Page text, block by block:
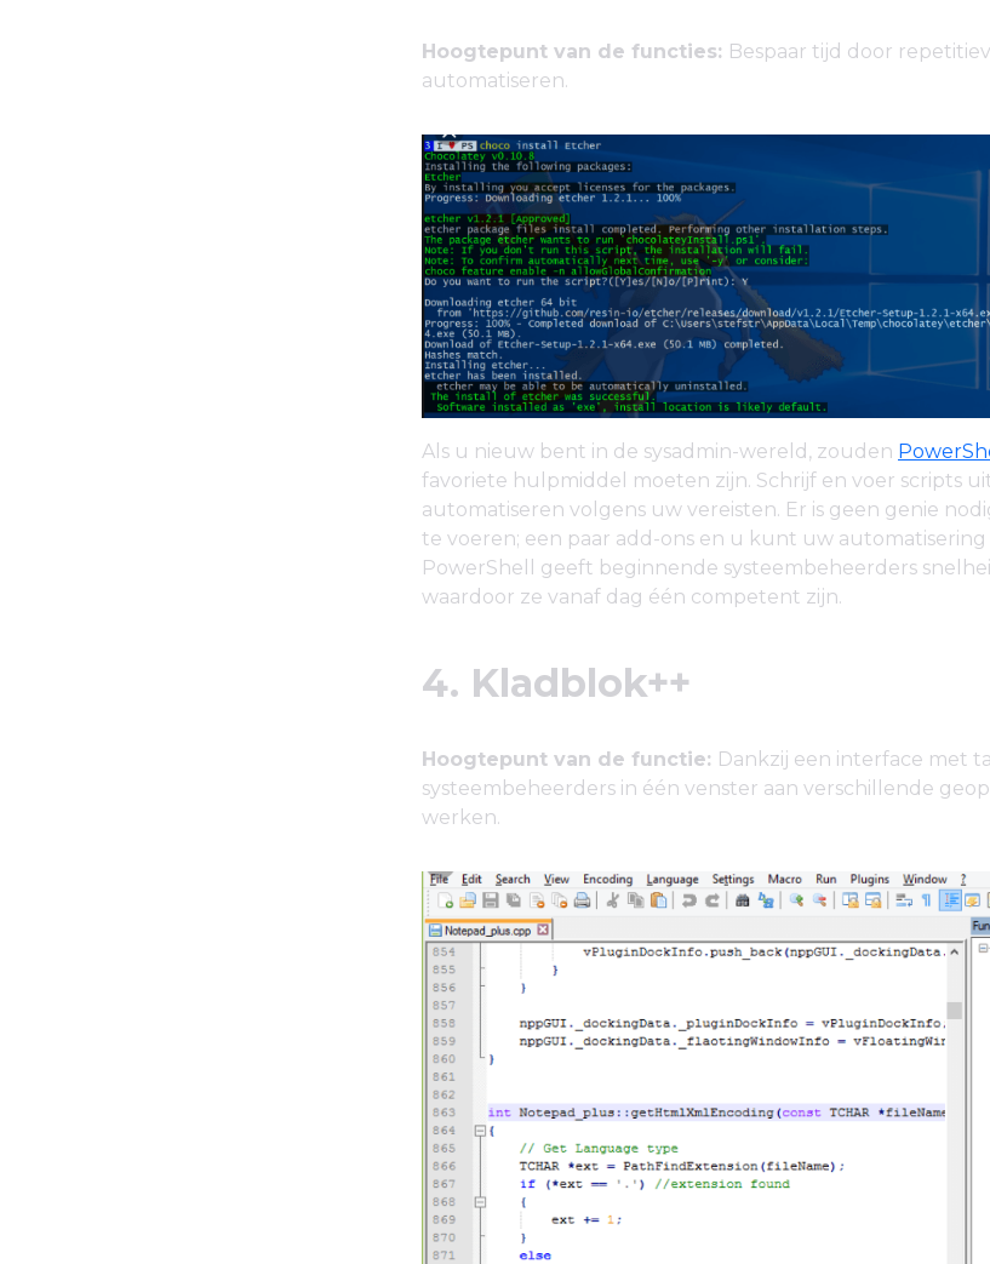
Hoogtepunt van de functies: Bespaar tijd door
automatiseren.
Als u nieuw bent in de sysadmin-wereld, zouden
favoriete hulpmiddel moeten zijn. Schrijf en voer scripts
automatiseren volgens uw vereisten. Er is geen genie
te voeren; een paar add-ons en u kunt uw
PowerShell geeft beginnende systeembeheerders
waardoor ze vanaf dag één competent zijn.
4. Kladblok++
Hoogtepunt van de functie: Dankzij een interface met
systeembeheerders in één venster aan verschillende
werken.